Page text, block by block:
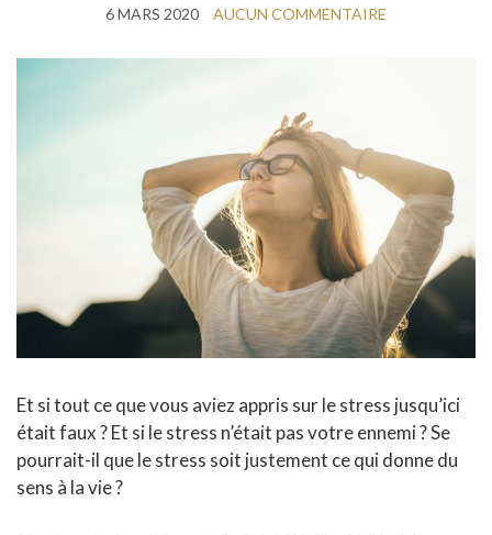
6 MARS 2020 AUCUN COMMENTAIRE
Et si tout ce que vous aviez appris sur le stress jusqu’ici
était faux ? Et si le stress n’était pas votre ennemi ? Se
pourrait-il que le stress soit justement ce qui donne du
sens à la vie ?